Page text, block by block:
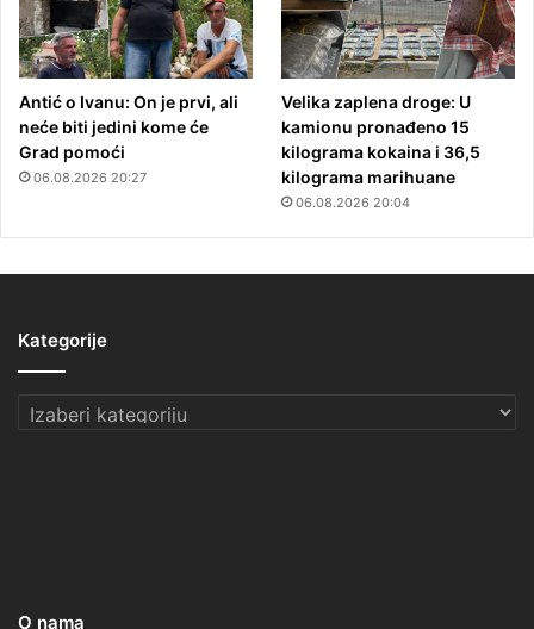
Antić o Ivanu: On je prvi, ali
neće biti jedini kome će
Grad pomoći
06.08.2026 20:27
Velika zaplena droge: U
kamionu pronađeno 15
kilograma kokaina i 36,5
kilograma marihuane
06.08.2026 20:04
Kategorije
Kategorije
O nama